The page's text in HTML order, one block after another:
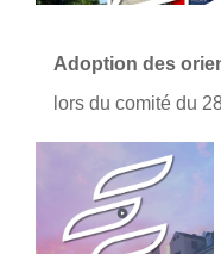
Adoption des
lors du comité du